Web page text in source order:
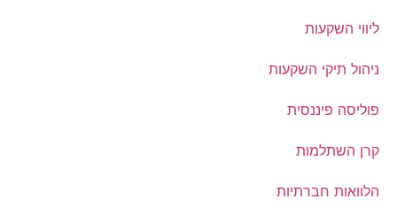
ליווי השקעות
ניהול תיקי השקעות
פוליסה פיננסית
קרן השתלמות
הלוואות חברתיות